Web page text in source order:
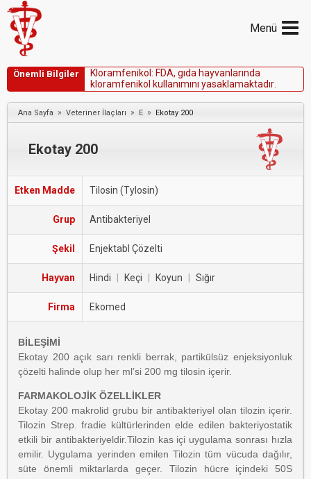
Menü
Önemli Bilgiler Koramfeniko : FDA, gıda hayvan arında
koramfeniko ku anımını yasakamaktadır
Ana Sayfa » Veteriner İlaçları » E » Ekotay 200
Ekotay 200
Etken Madde Tilosin (Tylosin)
Grup Antibakteriyel
Şekil Enjektabl Çözelti
Hayvan Hindi Keçi Koyun Sığır
Firma Ekomed
BİLEŞİMİ
Ekotay 200 açık sarı renkli berrak, partikülsüz enjeksiyonluk
çözelti halinde olup her ml’si 200 mg tilosin içerir.
FARMAKOLOJİK ÖZELLİKLER
Ekotay 200 makrolid grubu bir antibakteriyel olan tilozin içerir.
Tilozin Strep. fradie kültürlerinden elde edilen bakteriyostatik
etkili bir antibakteriyeldir.Tilozin kas içi uygulama sonrası hızla
emilir. Uygulama yerinden emilen Tilozin tüm vücuda dağılır,
süte önemli miktarlarda geçer. Tilozin hücre içindeki 50S